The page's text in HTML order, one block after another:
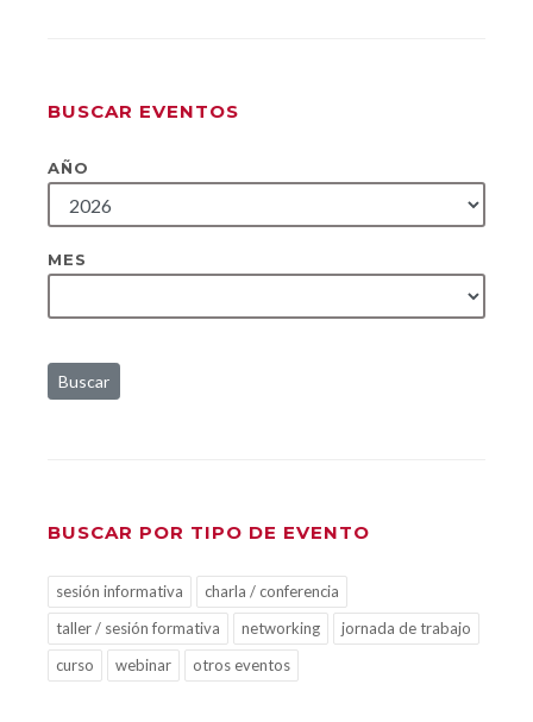
BUSCAR EVENTOS
AÑO
MES
Buscar
BUSCAR POR TIPO DE EVENTO
sesión informativa
charla / conferencia
taller / sesión formativa
networking
jornada de trabajo
curso
webinar otros eventos